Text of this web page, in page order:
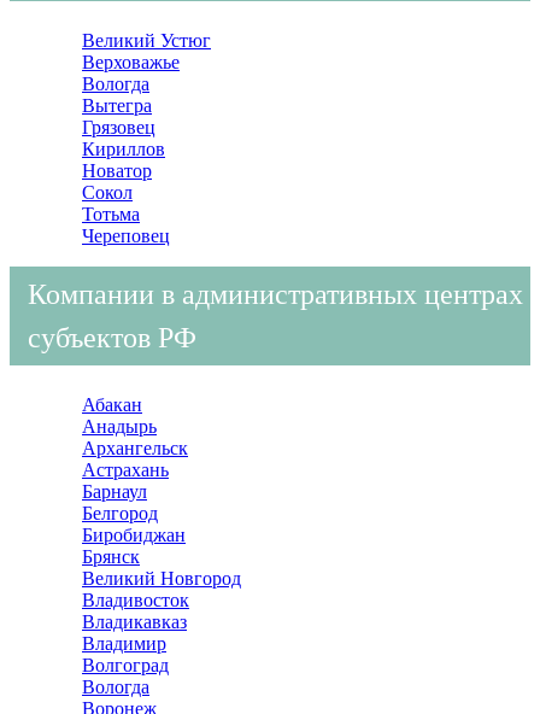
Великий Устюг
Верховажье
Вологда
Вытегра
Грязовец
Кириллов
Новатор
Сокол
Тотьма
Череповец
Компании в административных центрах
субъектов РФ
Абакан
Анадырь
Архангельск
Астрахань
Барнаул
Белгород
Биробиджан
Брянск
Великий Новгород
Владивосток
Владикавказ
Владимир
Волгоград
Вологда
Воронеж